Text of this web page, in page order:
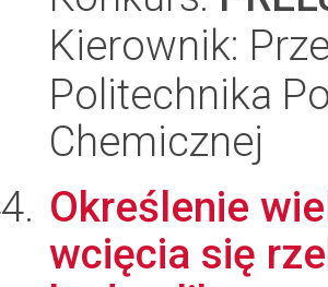
Kierownik:
Politechnika
Chemicznej
Określenie
wcięcia się